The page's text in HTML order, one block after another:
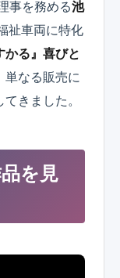
事を務める池
祉車両に特化
かる』喜びと
単なる販売に
きました。
を見